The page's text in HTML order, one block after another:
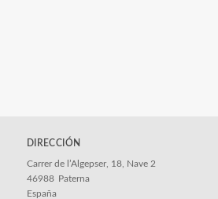
DIRECCIÓN
Carrer de l’Algepser, 18, Nave 2
46988 Paterna
España